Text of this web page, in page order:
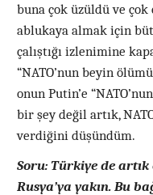
buna çok üzüldü ve çok
ablukaya almak için
çalıştığı izlenimine
“NATO’nun beyin
onun Putin’e
bir şey değil artık,
verdiğini düşündüm.
Soru: Türkiye de
Rusya’ya yakın. Bu